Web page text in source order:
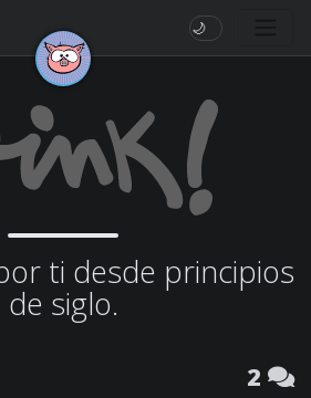
🌙
ti desde principios
de siglo.
2